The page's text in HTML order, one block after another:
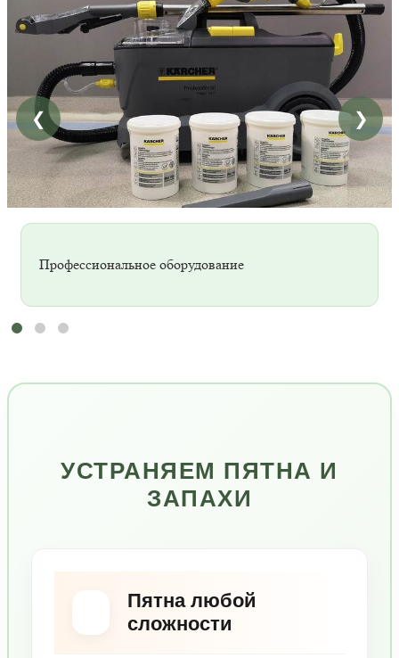
Профессиональное оборудование
❮ ❯
УСТРАНЯЕМ ПЯТНА И
ЗАПАХИ
Пятна любой
сложности